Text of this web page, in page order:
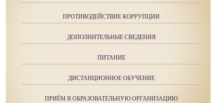
ПРОТИВОДЕЙСТВИЕ КОРРУПЦИИ
ДОПОЛНИТЕЛЬНЫЕ СВЕДЕНИЯ
ПИТАНИЕ
ДИСТАНЦИОННОЕ ОБУЧЕНИЕ
ПРИЁМ В ОБРАЗОВАТЕЛЬНУЮ ОРГАНИЗАЦИЮ